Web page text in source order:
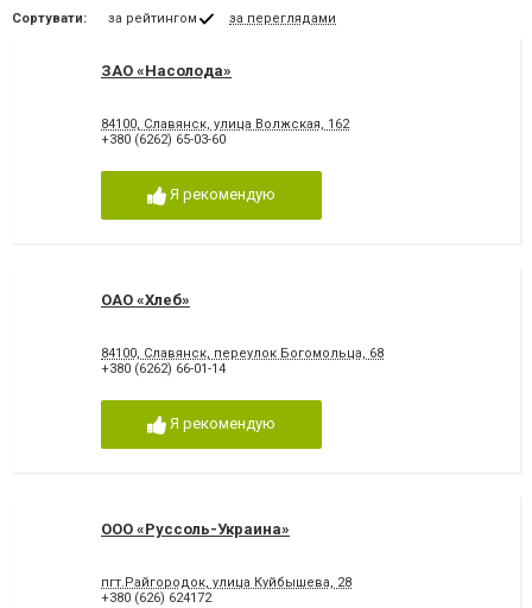
Сортувати: за рейтингом за переглядами
ЗАО «Насолода»
84100, Славянск, улица Волжская, 162
+380 (6262) 65-03-60
Я рекомендую
ОАО «Хлеб»
84100, Славянск, переулок Богомольца, 68
+380 (6262) 66-01-14
Я рекомендую
ООО «Руссоль-Украина»
пгт.Райгородок, улица Куйбышева, 28
+380 (626) 624172